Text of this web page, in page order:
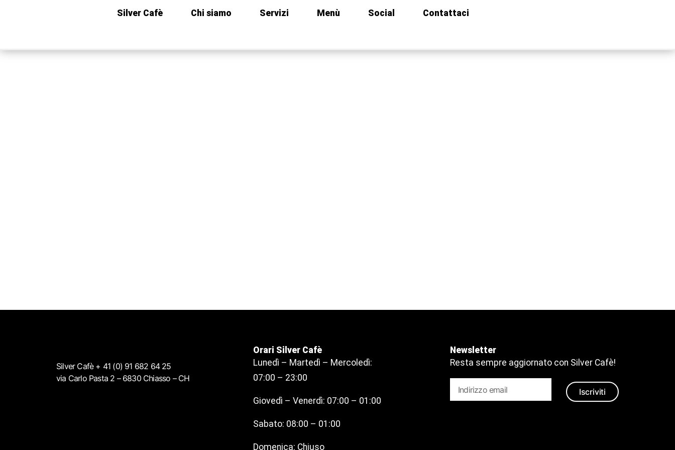
Silver Cafè Chi siamo Servizi Menù Social Contattaci
Silver Cafè + 41 (0) 91 682 64 25
via Carlo Pasta 2 – 6830 Chiasso – CH
Orari Silver Cafè
Lunedì – Martedì – Mercoledì:
07:00 – 23:00
Giovedì – Venerdì: 07:00 – 01:00
Sabato: 08:00 – 01:00
Domenica: Chiuso
Newsletter
Resta sempre aggiornato con Silver Cafè!
Iscriviti